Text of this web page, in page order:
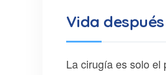
Vida
La cirugía es solo el